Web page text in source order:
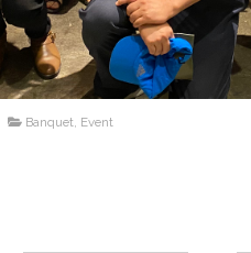
Banquet, Event